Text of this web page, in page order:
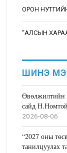
ОРОН
“АЛСЫН
ШИНЭ
Өвөлжилтийн
сайд
2026-08-06
“2027 оны
танилцуулах